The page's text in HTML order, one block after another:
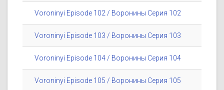
Voroninyi Episode 102 / Воронины Серия 102
Voroninyi Episode 103 / Воронины Серия 103
Voroninyi Episode 104 / Воронины Серия 104
Voroninyi Episode 105 / Воронины Серия 105